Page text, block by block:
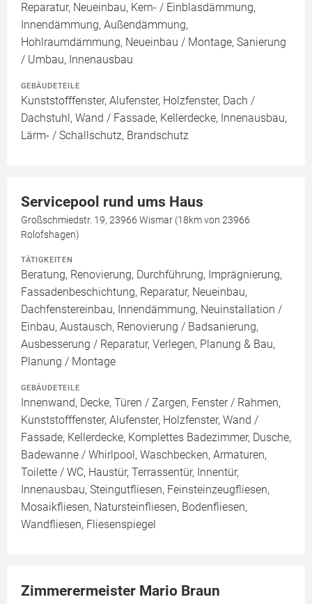
Reparatur, Neueinbau, Kern- / Einblasdämmung,
Innendämmung, Außendämmung,
Hohlraumdämmung, Neueinbau / Montage, Sanierung
/ Umbau, Innenausbau
GEBÄUDETEILE
Kunststofffenster, Alufenster, Holzfenster, Dach /
Dachstuhl, Wand / Fassade, Kellerdecke, Innenausbau,
Lärm- / Schallschutz, Brandschutz
Servicepool rund ums Haus
Großschmiedstr. 19, 23966 Wismar (18km von 23966
Rolofshagen)
TÄTIGKEITEN
Beratung, Renovierung, Durchführung, Imprägnierung,
Fassadenbeschichtung, Reparatur, Neueinbau,
Dachfenstereinbau, Innendämmung, Neuinstallation /
Einbau, Austausch, Renovierung / Badsanierung,
Ausbesserung / Reparatur, Verlegen, Planung & Bau,
Planung / Montage
GEBÄUDETEILE
Innenwand, Decke, Türen / Zargen, Fenster / Rahmen,
Kunststofffenster, Alufenster, Holzfenster, Wand /
Fassade, Kellerdecke, Komplettes Badezimmer, Dusche,
Badewanne / Whirlpool, Waschbecken, Armaturen,
Toilette / WC, Haustür, Terrassentür, Innentür,
Innenausbau, Steingutfliesen, Feinsteinzeugfliesen,
Mosaikfliesen, Natursteinfliesen, Bodenfliesen,
Wandfliesen, Fliesenspiegel
Zimmerermeister Mario Braun